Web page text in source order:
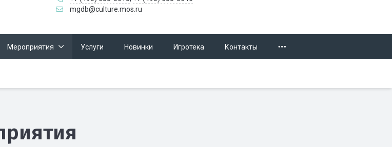
mgdb@culture.mos.ru
Мероприятия Услуги Новинки Игротека Контакты